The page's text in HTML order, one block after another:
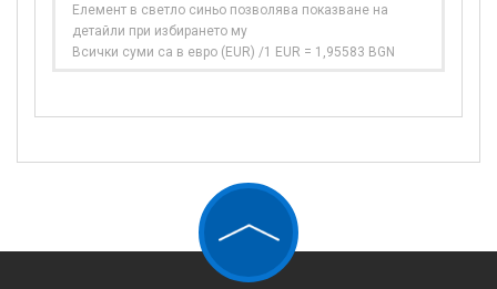
Елемент в светло синьо позволява показване на
детайли при избирането му
Всички суми са в евро (EUR) /1 EUR = 1,95583 BGN